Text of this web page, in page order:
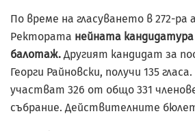
По време на гласуването в 272-ра
Ректората нейната кандидатура
балотаж. Другият кандидат за
Георги Райновски, получи 135
участват 326 от общо 331
събрание. Действителните